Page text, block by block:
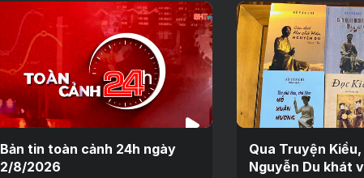
Bản tin toàn cảnh 24h ngày
2/8/2026
Qua Truyện
Nguyễn Du khát